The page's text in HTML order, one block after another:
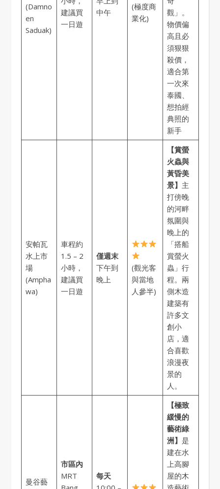
(Damno
en
Saduak)
建議買
一日遊
中午
(極度商
業化)
觀」。
物價偏
高且必
須狠狠
殺價，
適合第
一次來
泰國、
想拍經
典照的
新手
安帕瓦
水上市
場
(Ampha
wa)
車程約
1.5 – 2
小時，
建議買
一日遊
僅週末
下午到
晚上
(觀光客
與當地
人參半)
【賞螢
火蟲與
黃昏美
景】 主
打傍晚
的河畔
氛圍與
晚上的
「搭船
賞螢火
蟲」行
程。兩
側木造
建築有
許多文
創小
店，適
合喜歡
浪漫夜
景的
人。
曼谷藝
市區內
MRT
每天
【極致
緩慢的
藝術綠
洲】 是
建在水
上高腳
屋的木